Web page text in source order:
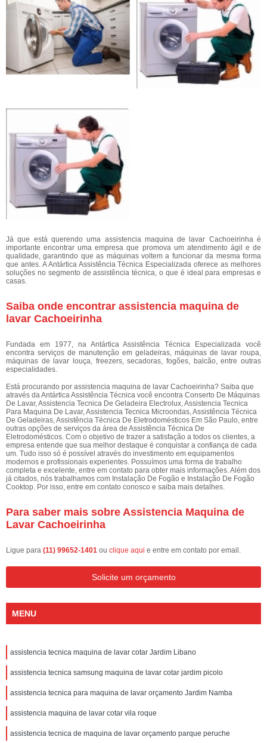
Já que está querendo uma assistencia maquina de lavar Cachoeirinha é
importante encontrar uma empresa que promova um atendimento ágil e de
qualidade, garantindo que as máquinas voltem a funcionar da mesma forma
que antes. A Antártica Assistência Técnica Especializada oferece as melhores
soluções no segmento de assistência técnica, o que é ideal para empresas e
casas.
Saiba onde encontrar assistencia maquina de
lavar Cachoeirinha
Fundada em 1977, na Antártica Assistência Técnica Especializada você
encontra serviços de manutenção em geladeiras, máquinas de lavar roupa,
máquinas de lavar louça, freezers, secadoras, fogões, balcão, entre outras
especialidades.
Está procurando por assistencia maquina de lavar Cachoeirinha? Saiba que
através da Antártica Assistência Técnica você encontra Conserto De Máquinas
De Lavar, Assistencia Tecnica De Geladeira Electrolux, Assistencia Tecnica
Para Maquina De Lavar, Assistencia Tecnica Microondas, Assistência Técnica
De Geladeiras, Assistência Técnica De Eletrodomésticos Em São Paulo, entre
outras opções de serviços da área de Assistência Técnica De
Eletrodomésticos. Com o objetivo de trazer a satisfação a todos os clientes, a
empresa entende que sua melhor destaque é conquistar a confiança de cada
um. Tudo isso só é possível através do investimento em equipamentos
modernos e profissionais experientes. Possuímos uma forma de trabalho
completa e excelente, entre em contato para obter mais informações. Além dos
já citados, nós trabalhamos com Instalação De Fogão e Instalação De Fogão
Cooktop. Por isso, entre em contato conosco e saiba mais detalhes.
Para saber mais sobre Assistencia Maquina de
Lavar Cachoeirinha
Ligue para (11) 99652-1401 ou clique aqui e entre em contato por email.
Solicite um orçamento
MENU
assistencia tecnica maquina de lavar cotar Jardim Libano
assistencia tecnica samsung maquina de lavar cotar jardim picolo
assistencia tecnica para maquina de lavar orçamento Jardim Namba
assistencia maquina de lavar cotar vila roque
assistencia tecnica de maquina de lavar orçamento parque peruche